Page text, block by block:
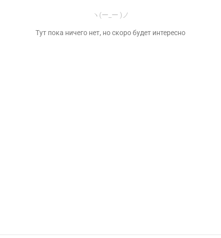
ヽ(ー_ー )ノ
Тут пока ничего нет, но скоро будет интересно